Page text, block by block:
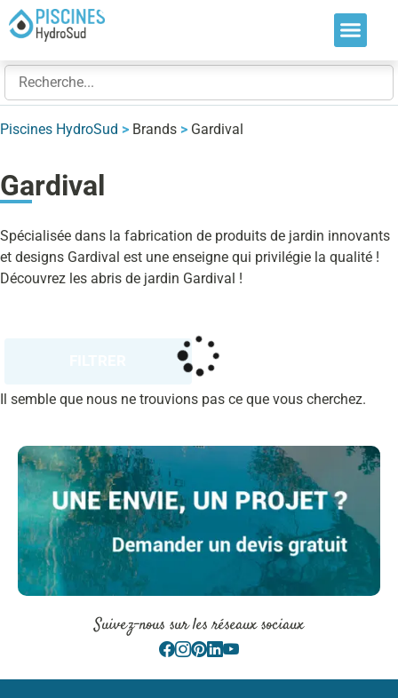
Piscines HydroSud > Brands > Gardival
Gardival
Spécialisée dans la fabrication de produits de jardin innovants
et designs Gardival est une enseigne qui privilégie la qualité !
Découvrez les abris de jardin Gardival !
Il semble que nous ne trouvions pas ce que vous cherchez.
Suivez-nous sur les réseaux sociaux